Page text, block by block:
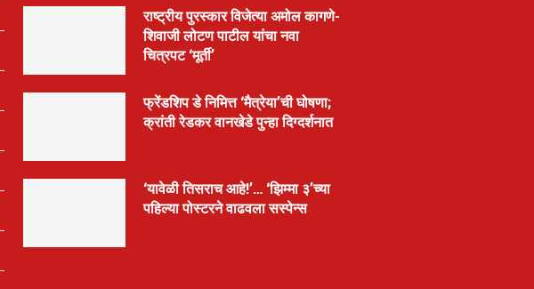
राष्ट्रीय पुरस्कार विजेत्या अमोल कागणे-
शिवाजी लोटण पाटील यांचा नवा
चित्रपट ‘मूर्ती’
फ्रेंडशिप डे निमित्त ‘मैत्रेया’ची घोषणा;
क्रांती रेडकर वानखेडे पुन्हा दिग्दर्शनात
‘यावेळी तिसराच आहे!’… ‘झिम्मा ३’च्या
पहिल्या पोस्टरने वाढवला सस्पेन्स